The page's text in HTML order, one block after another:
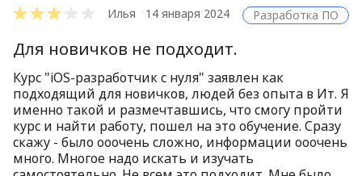
Илья 14 января 2024 Разработка ПО
Для новичков не подходит.
Курс "iOS-разработчик с нуля" заявлен как
подходящий для новичков, людей без опыта в Ит. Я
именно такой и размечтавшись, что смогу пройти
курс и найти работу, пошел на это обучение. Сразу
скажу - было ооочень сложно, информации ооочень
много. Многое надо искать и изучать